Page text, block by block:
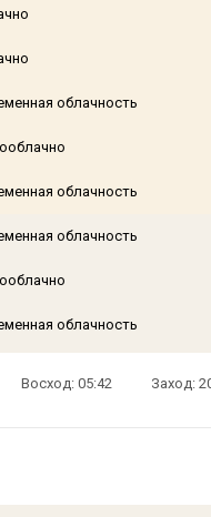
облачность
облачность
облачность
облачность
Восход: 05:42 Заход: